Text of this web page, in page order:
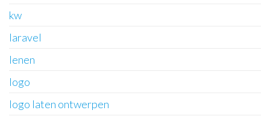
kw
laravel
lenen
logo
logo laten ontwerpen